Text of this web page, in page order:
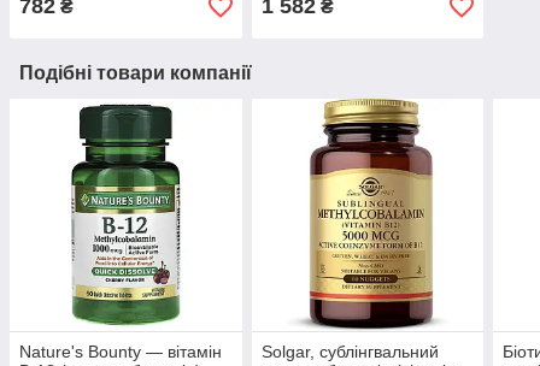
782 ₴ 1 582₴
Подібні товари компанії
Nature's Bounty — вітамін
Solgar, сублінгвальний